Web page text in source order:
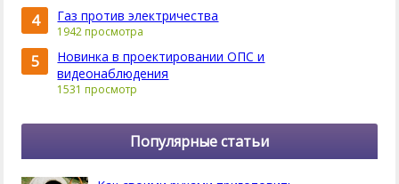
4 Газ против электричества
1942 просмотра
5
Новинка в проектировании ОПС и
видеонаблюдения
1531 просмотр
Популярные статьи